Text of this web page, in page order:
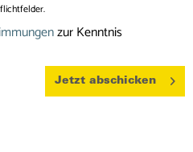
zur Kenntnis
Jetzt abschicken